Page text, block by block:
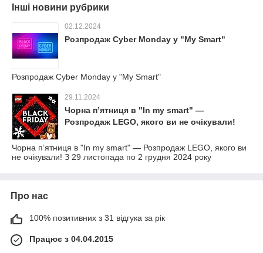
Інші новини рубрики
02.12.2024
Розпродаж Cyber Monday у "My Smart"
Розпродаж Cyber Monday у "My Smart"
29.11.2024
Чорна п’ятниця в "In my smart" —
Розпродаж LEGO, якого ви не очікували!
Чорна п’ятниця в "In my smart" — Розпродаж LEGO, якого ви
не очікували! З 29 листопада по 2 грудня 2024 року
Про нас
100% позитивних з 31 відгука за рік
Працює з 04.04.2015